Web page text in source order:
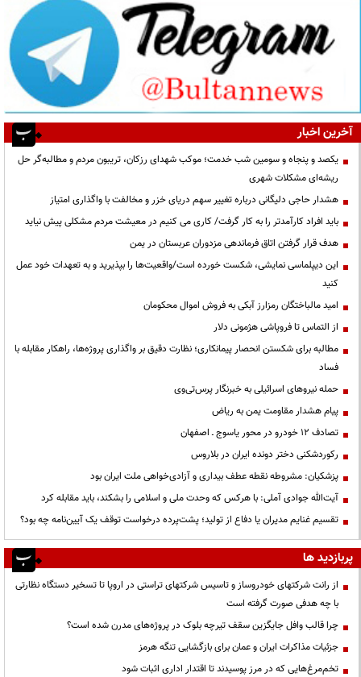
آخرین اخبار
یکصد و پنجاه و سومین شب خدمت؛ موکب شهدای رزکان، تریبون مردم و مطالبه‌گر حل
ریشه‌ای مشکلات شهری
هشدار حاجی دلیگانی درباره تغییر سهم دریای خزر و مخالفت با واگذاری امتیاز
باید افراد کارآمدتر را به کار گرفت/ کاری می کنیم در معیشت مردم مشکلی پیش نیاید
هدف قرار گرفتن اتاق‌ فرماندهی مزدوران عربستان در یمن
این دیپلماسی نمایشی، شکست خورده است/واقعیت‌ها را بپذیرید و به تعهدات خود عمل
کنید
امید مالباختگان رمزارز آبکی به فروش اموال محکومان
از التماس تا فروپاشی هژمونی دلار
مطالبه برای شکستن انحصار پیمانکاری؛ نظارت دقیق بر واگذاری پروژه‌ها، راهکار مقابله با
فساد
حمله نیروهای اسرائیلی به خبرنگار پرس‌تی‌وی
پیام هشدار مقاومت یمن به ریاض
تصادف ۱۲ خودرو در محور یاسوج ـ اصفهان
رکوردشکنی دختر دونده ایران در بلاروس
پزشکیان: مشروطه نقطه عطف بیداری و آزادی‌خواهی ملت ایران بود
آیت‌الله جوادی آملی: با هرکس که وحدت ملی و اسلامی را بشکند، باید مقابله کرد
تقسیم غنایم مدیران یا دفاع از تولید؛ پشت‌پرده درخواست توقف یک آیین‌نامه چه بود؟
پربازدید ها
از رانت‌ شرکتهای خودروساز و تاسیس شرکتهای تراستی در اروپا تا تسخیر دستگاه نظارتی
با چه هدفی صورت گرفته است
چرا قالب وافل جایگزین سقف تیرچه بلوک در پروژه‌های مدرن شده است؟
جزئیات مذاکرات ایران و عمان برای بازگشایی تنگه هرمز
تخم‌مرغ‌هایی که در مرز پوسیدند تا اقتدار اداری اثبات شود